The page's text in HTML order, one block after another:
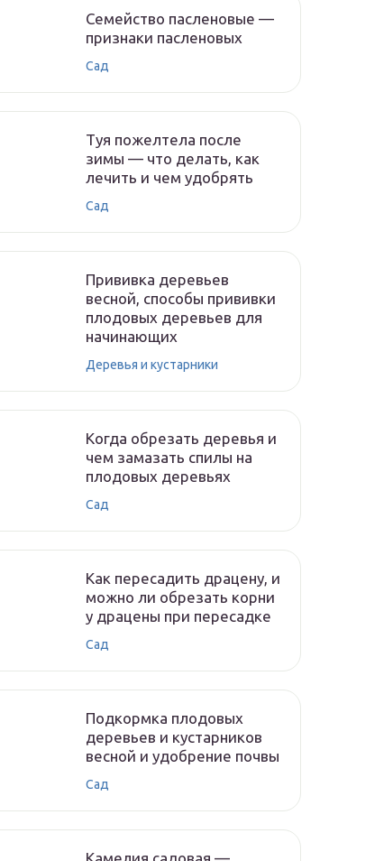
Семейство пасленовые —
признаки пасленовых
Сад
Туя пожелтела после
зимы — что делать, как
лечить и чем удобрять
Сад
Прививка деревьев
весной, способы прививки
плодовых деревьев для
начинающих
Деревья и кустарники
Когда обрезать деревья и
чем замазать спилы на
плодовых деревьях
Сад
Как пересадить драцену, и
можно ли обрезать корни
у драцены при пересадке
Сад
Подкормка плодовых
деревьев и кустарников
весной и удобрение почвы
Сад